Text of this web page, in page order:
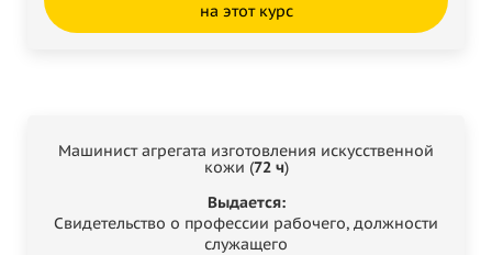
на этот курс
Машинист агрегата изготовления искусственной
кожи (72 ч)
Выдается:
Свидетельство о профессии рабочего, должности
служащего